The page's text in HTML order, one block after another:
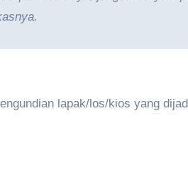
lapak/los/kios yang